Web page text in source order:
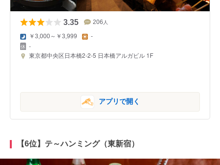
3.35 206 人
￥3,000～￥3,999 -
-
東京都中央区日本橋2-2-5 日本橋アルガビル 1F
アプリで開く
【6位】テ～ハンミング（東新宿）